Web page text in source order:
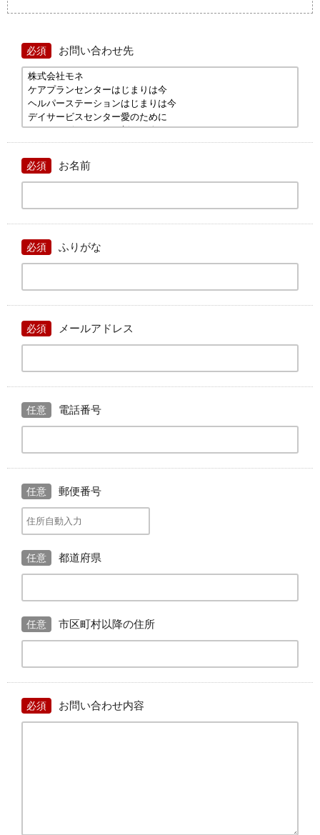
必須 お問い合わせ先
必須 お名前
必須 ふりがな
必須 メールアドレス
任意 電話番号
任意 郵便番号
任意 都道府県
任意 市区町村以降の住所
必須 お問い合わせ内容